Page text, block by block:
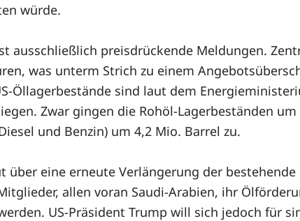
würde.
ausschließlich preisdrückende Meldungen.
was unterm Strich zu einem
Öllagerbestände sind laut dem
Zwar gingen die Rohöl-Lagerbeständen
und Benzin) um 4,2 Mio. Barrel zu.
über eine erneute Verlängerung der
allen voran Saudi-Arabien, ihr
US-Präsident Trump will sich jedoch für